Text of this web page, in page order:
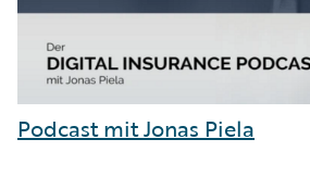
Podcast mit Jonas Piela